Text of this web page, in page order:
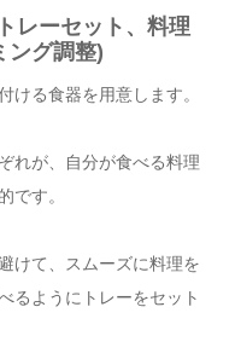
レーセット、料理
ング調整)
ける食器を用意します。
れが、自分が食べる料理
です。
けて、スムーズに料理を
るようにトレーをセット